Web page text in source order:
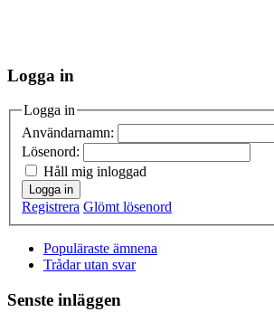
Logga in
Logga in
Användarnamn:
Lösenord:
Håll mig inloggad
Logga in
Registrera Glömt lösenord
Populäraste ämnena
Trådar utan svar
Senste inläggen